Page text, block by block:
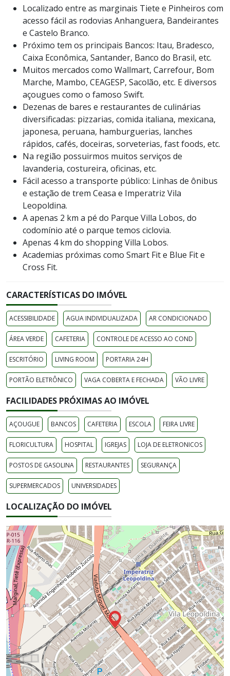
Localizado entre as marginais Tiete e Pinheiros com
acesso fácil as rodovias Anhanguera, Bandeirantes
e Castelo Branco.
Próximo tem os principais Bancos: Itau, Bradesco,
Caixa Econômica, Santander, Banco do Brasil, etc.
Muitos mercados como Wallmart, Carrefour, Bom
Marche, Mambo, CEAGESP, Sacolão, etc. E diversos
açougues como o famoso Swift.
Dezenas de bares e restaurantes de culinárias
diversificadas: pizzarias, comida italiana, mexicana,
japonesa, peruana, hamburguerias, lanches
rápidos, cafés, doceiras, sorveterias, fast foods, etc.
Na região possuirmos muitos serviços de
lavanderia, costureira, oficinas, etc.
Fácil acesso a transporte público: Linhas de ônibus
e estação de trem Ceasa e Imperatriz Vila
Leopoldina.
A apenas 2 km a pé do Parque Villa Lobos, do
codomínio até o parque temos ciclovia.
Apenas 4 km do shopping Villa Lobos.
Academias próximas como Smart Fit e Blue Fit e
Cross Fit.
CARACTERÍSTICAS DO IMÓVEL
ACESSIBILIDADE AGUA INDIVIDUALIZADA AR CONDICIONADO
ÁREA VERDE CAFETERIA CONTROLE DE ACESSO AO COND
ESCRITÓRIO LIVING ROOM PORTARIA 24H
PORTÃO ELETRÔNICO VAGA COBERTA E FECHADA VÃO LIVRE
FACILIDADES PRÓXIMAS AO IMÓVEL
AÇOUGUE BANCOS CAFETERIA ESCOLA FEIRA LIVRE
FLORICULTURA HOSPITAL IGREJAS LOJA DE ELETRONICOS
POSTOS DE GASOLINA RESTAURANTES SEGURANÇA
SUPERMERCADOS UNIVERSIDADES
LOCALIZAÇÃO DO IMÓVEL